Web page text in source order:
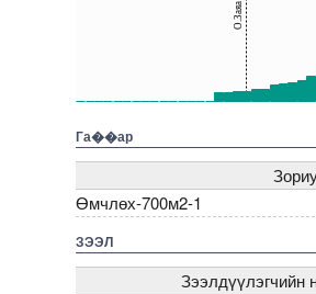
О.Заяа
Га��ар
Өмчлөх-700м2-1
ЗЭЭЛ
Зээлдүүлэгчийн